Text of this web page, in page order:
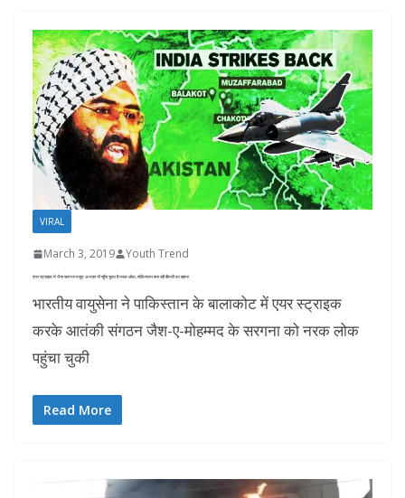
VIRAL
March 3, 2019 Youth Trend
एयर स्ट्राइक में जैश सरगना मसूद अजहर भी पहुँच चुका है नरक लोक, पाकिस्तान बना रही बीमारी का बहाना
भारतीय वायुसेना ने पाकिस्तान के बालाकोट में एयर स्ट्राइक
करके आतंकी संगठन जैश-ए-मोहम्मद के सरगना को नरक लोक
पहुंचा चुकी
Read More